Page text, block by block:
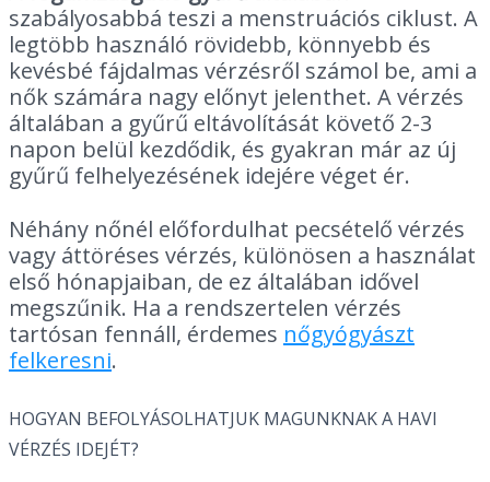
szabályosabbá teszi a menstruációs ciklust. A
legtöbb használó rövidebb, könnyebb és
kevésbé fájdalmas vérzésről számol be, ami a
nők számára nagy előnyt jelenthet. A vérzés
általában a gyűrű eltávolítását követő 2-3
napon belül kezdődik, és gyakran már az új
gyűrű felhelyezésének idejére véget ér.
Néhány nőnél előfordulhat pecsételő vérzés
vagy áttöréses vérzés, különösen a használat
első hónapjaiban, de ez általában idővel
megszűnik. Ha a rendszertelen vérzés
tartósan fennáll, érdemes nőgyógyászt
felkeresni.
HOGYAN BEFOLYÁSOLHATJUK MAGUNKNAK A HAVI
VÉRZÉS IDEJÉT?